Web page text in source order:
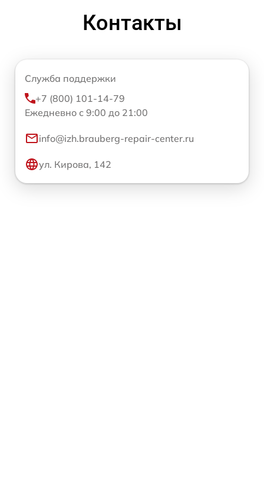
Контакты
Служба поддержки
+7 (800) 101-14-79
Ежедневно с 9:00 до 21:00
info@izh.brauberg-repair-center.ru
ул. Кирова, 142